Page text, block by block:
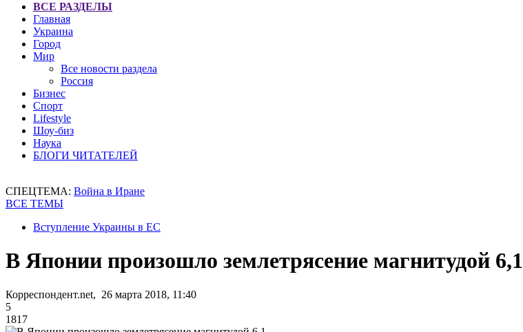
ВСЕ РАЗДЕЛЫ
Главная
Украина
Город
Мир
Все новости раздела
Россия
Бизнес
Спорт
Lifestyle
Шоу-биз
Наука
БЛОГИ ЧИТАТЕЛЕЙ
СПЕЦТЕМА: Война в Иране
ВСЕ ТЕМЫ
Вступление Украины в ЕС
В Японии произошло землетрясение магнитудой 6,1
Корреспондент.net, 26 марта 2018, 11:40
5
1817